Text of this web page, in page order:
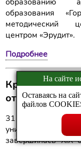
образования
методический
центром «Эрудит».
Подробнее
Криптовики. В
открытая
31 января в
университете
завершилась XIX
На сайте
Оставаясь на
файлов